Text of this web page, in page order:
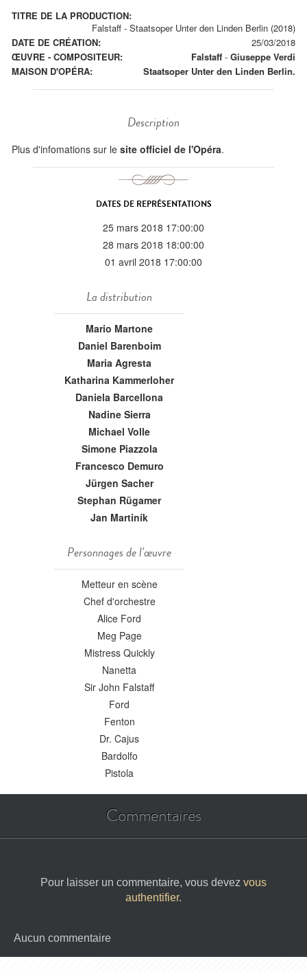
TITRE DE LA PRODUCTION:
Falstaff - Staatsoper Unter den Linden Berlin (2018)
DATE DE CRÉATION:
25/03/2018
ŒUVRE - COMPOSITEUR:
Falstaff - Giuseppe Verdi
MAISON D'OPÉRA:
Staatsoper Unter den Linden Berlin.
Description
Plus d'infomations sur le site officiel de l'Opéra.
DATES DE REPRÉSENTATIONS
25 mars 2018 17:00:00
28 mars 2018 18:00:00
01 avril 2018 17:00:00
La distribution
Mario Martone
Daniel Barenboim
Maria Agresta
Katharina Kammerloher
Daniela Barcellona
Nadine Sierra
Michael Volle
Simone Piazzola
Francesco Demuro
Jürgen Sacher
Stephan Rügamer
Jan Martiník
Personnages de l'œuvre
Metteur en scène
Chef d'orchestre
Alice Ford
Meg Page
Mistress Quickly
Nanetta
Sir John Falstaff
Ford
Fenton
Dr. Cajus
Bardolfo
Pistola
Commentaires
Pour laisser un commentaire, vous devez vous
authentifier.
Aucun commentaire